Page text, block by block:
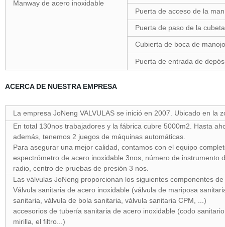
Manway de acero inoxidable
Puerta de acceso de la
Puerta de paso de la
Cubierta de boca de
Puerta de entrada de
ACERCA DE NUESTRA EMPRESA
La empresa JoNeng VALVULAS se inició en 2007. Ubicado en la
En total 130nos trabajadores y la fábrica cubre 5000m2. Hasta
además, tenemos 2 juegos de máquinas automáticas.
Para asegurar una mejor calidad, contamos con el equipo
espectrómetro de acero inoxidable 3nos, número de
radio, centro de pruebas de presión 3 nos.
Las válvulas JoNeng proporcionan los siguientes componentes
Válvula sanitaria de acero inoxidable (válvula de mariposa
sanitaria, válvula de bola sanitaria, válvula sanitaria CPM, ...)
accesorios de tubería sanitaria de acero inoxidable (codo
mirilla, el filtro...)